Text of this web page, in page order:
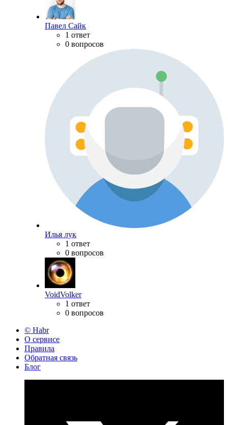
Павел Сайк
1 ответ
0 вопросов
Илья лук
1 ответ
0 вопросов
VoidVolker
1 ответ
0 вопросов
© Habr
О сервисе
Правила
Обратная связь
Блог